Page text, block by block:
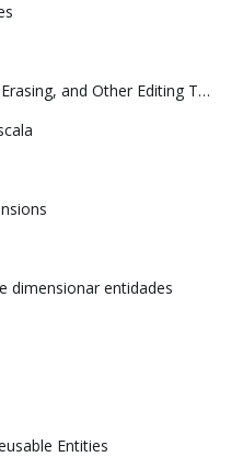
Copying and Pasting, Locking, Erasing, and Other Editing Tasks
dimensionar entidades
Entities